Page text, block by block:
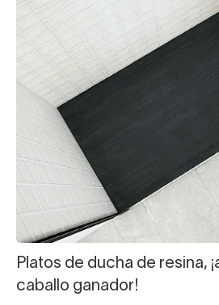
Platos de ducha de resina,
caballo ganador!